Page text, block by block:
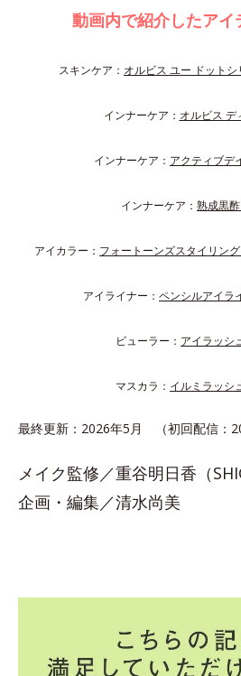
動画内で紹介したアイ
スキンケア： オルビス ユー ドットシ
インナーケア： オルビス デ
インナーケア： アクティブデ
インナーケア： 熟成黒
アイカラー： フォートーンズスタイリン
アイライナー： ペンシルアイラ
ビューラー： アイラッシ
マスカラ： イルミラッシ
最終更新：2026年5月 （初回配信：
メイク監修／重谷明日香（
企画・編集／清水尚美